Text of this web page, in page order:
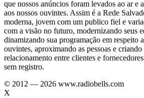
que nossos anúncios foram levados ao ar e
aos nossos ouvintes. Assim é a Rede
moderna, jovem com um publico fiel e
com a visão no futuro, modernizando seus
dinamizando sua programação em respeito
ouvintes, aproximando as pessoas e
relacionamento entre clientes e
sem registro.
© 2012 — 2026 www.radiobells.com
X